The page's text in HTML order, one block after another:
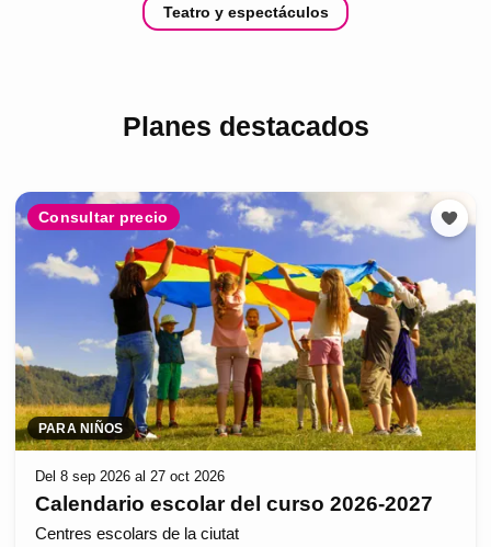
Teatro y espectáculos
Planes destacados
Consultar precio
PARA NIÑOS
Del 8 sep 2026 al 27 oct 2026
Calendario escolar del curso 2026-2027
Centres escolars de la ciutat